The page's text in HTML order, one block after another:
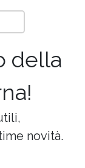
della
novità.